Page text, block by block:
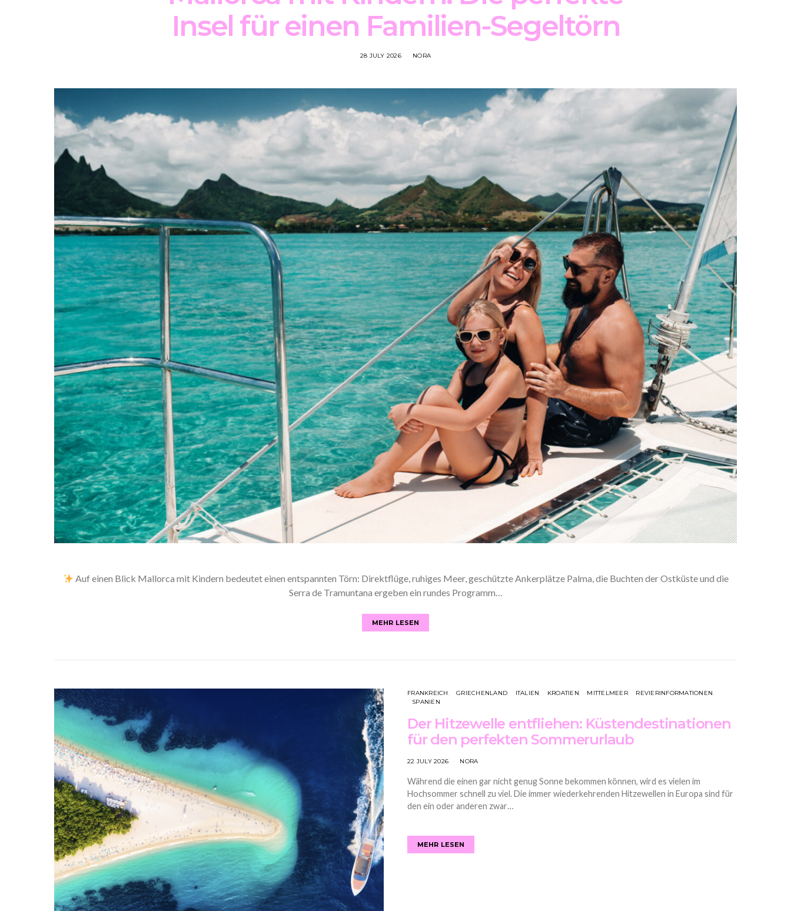
Insel für einen Familien-Segeltörn
28 JULY 2026 NORA
Auf einen Blick Mallorca mit Kindern bedeutet einen entspannten Törn: Direktflüge, ruhiges Meer, geschützte Ankerplätze Palma, die Buchten der Ostküste und die
Serra de Tramuntana ergeben ein rundes Programm…
MEHR LESEN
FRANKREICH GRIECHENLAND ITALIEN KROATIEN MITTELMEER
REVIERINFORMATIONEN
SPANIEN
Der Hitzewelle entfliehen: Küstendestinationen
für den perfekten Sommerurlaub
22 JULY 2026 NORA
Während die einen gar nicht genug Sonne bekommen können, wird es vielen im
Hochsommer schnell zu viel. Die immer wiederkehrenden Hitzewellen in Europa sind für
den ein oder anderen zwar…
MEHR LESEN